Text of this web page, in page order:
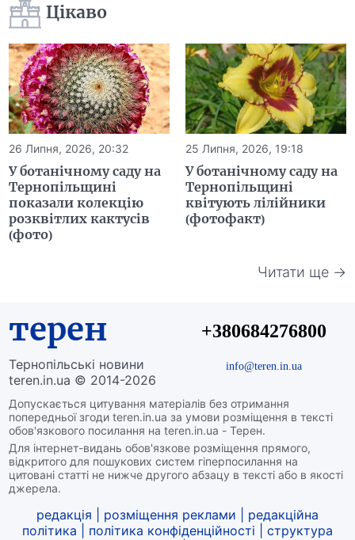
Цікаво
26 Липня, 2026, 20:32
У ботанічному саду на
Тернопільщині
показали колекцію
розквітлих кактусів
(фото)
25 Липня, 2026, 19:18
У ботанічному саду на
Тернопільщині
квітують лілійники
(фотофакт)
Читати ще →
терен
Тернопільські новини
teren.in.ua © 2014-2026
Допускається цитування матеріалів без отримання
попередньої згоди teren.in.ua за умови розміщення в тексті
обов'язкового посилання на teren.in.ua - Терен.
Для інтернет-видань обов'язкове розміщення прямого,
відкритого для пошукових систем гіперпосилання на
цитовані статті не нижче другого абзацу в тексті або в якості
джерела.
+380684276800
info@teren.in.ua
редакція розміщення реклами
редакційна
політика
політика конфіденційності
структура